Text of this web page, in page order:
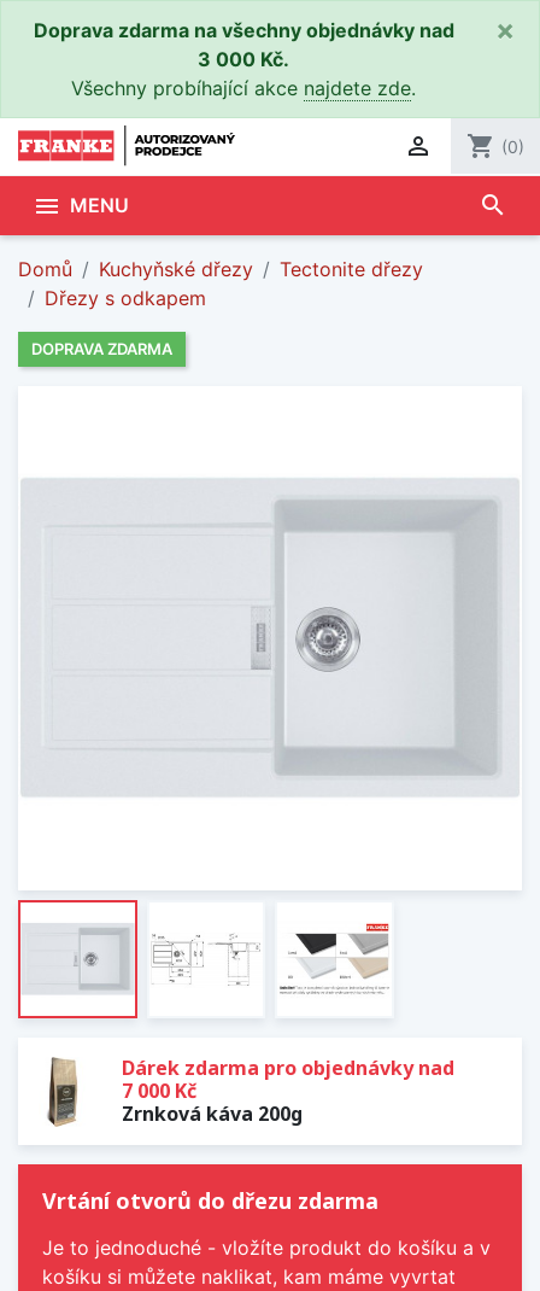
Doprava zdarma na všechny objednávky nad
3 000 Kč.
Všechny probíhající akce najdete zde.
×
 shopping_cart (0)
 MENU search
Domů Kuchyňské dřezy
Tectonite dřezy
Dřezy s odkapem
DOPRAVA ZDARMA
Dárek zdarma pro objednávky nad
7 000 Kč
Zrnková káva 200g
Vrtání otvorů do dřezu zdarma
Je to jednoduché - vložíte produkt do košíku a v
košíku si můžete naklikat, kam máme vyvrtat